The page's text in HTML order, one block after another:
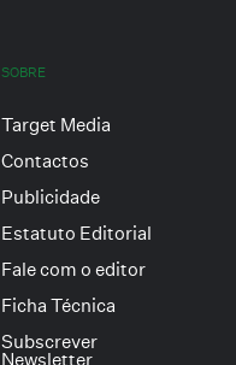
SOBRE
Target Media
Contactos
Publicidade
Estatuto Editorial
Fale com o editor
Ficha Técnica
Subscrever
Newsletter